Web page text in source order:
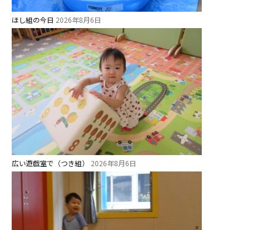
ほし組の今日 2026年8月6日
広い遊戯室で（つき組） 2026年8月6日